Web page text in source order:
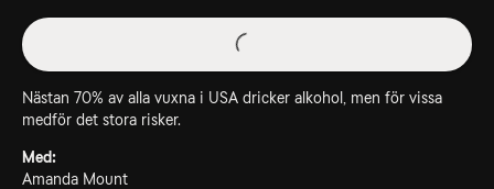
Nästan 70% av alla vuxna i USA dricker alkohol, men för vissa
medför det stora risker.
Med:
Amanda Mount